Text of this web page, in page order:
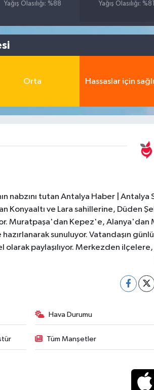
Yağış Olasılığı: %88
Yağış Olasılığı: %81
Orta Hassaslar için
tutan Antalya Haber | Antalya
Konyaaltı ve Lara sahillerine,
Muratpaşa'dan Kepez'e,
sunuluyor. Vatandaşın
paylaşılıyor. Merkezden
Hava Durumu
Tüm Manşetler